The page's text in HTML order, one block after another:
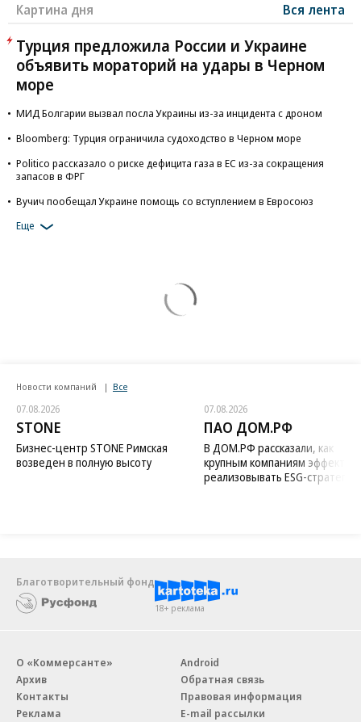
Картина дня Вся лента
Турция предложила России и Украине
объявить мораторий на удары в Черном
море
МИД Болгарии вызвал посла Украины из-за инцидента с дроном
Bloomberg: Турция ограничила судоходство в Черном море
Politico рассказало о риске дефицита газа в ЕС из-за сокращения
запасов в ФРГ
Вучич пообещал Украине помощь со вступлением в Евросоюз
Еще
Новости компаний Все
07.08.2026
STONE
Бизнес-центр STONE Римская
возведен в полную высоту
07.08.2026
ПАО ДОМ.РФ
В ДОМ.РФ рассказали, как
крупным компаниям
реализовывать ESG-стратегию
Благотворительный фонд
18+ реклама
О «Коммерсанте»
Архив
Контакты
Реклама
Android
Обратная связь
Правовая информация
E-mail рассылки